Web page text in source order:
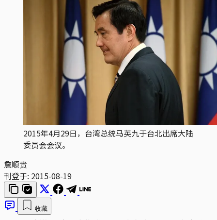
2015年4月29日，台湾总统马英九于台北出席大陆
委员会会议。
詹顺贵
刊登于: 2015-08-19
收藏